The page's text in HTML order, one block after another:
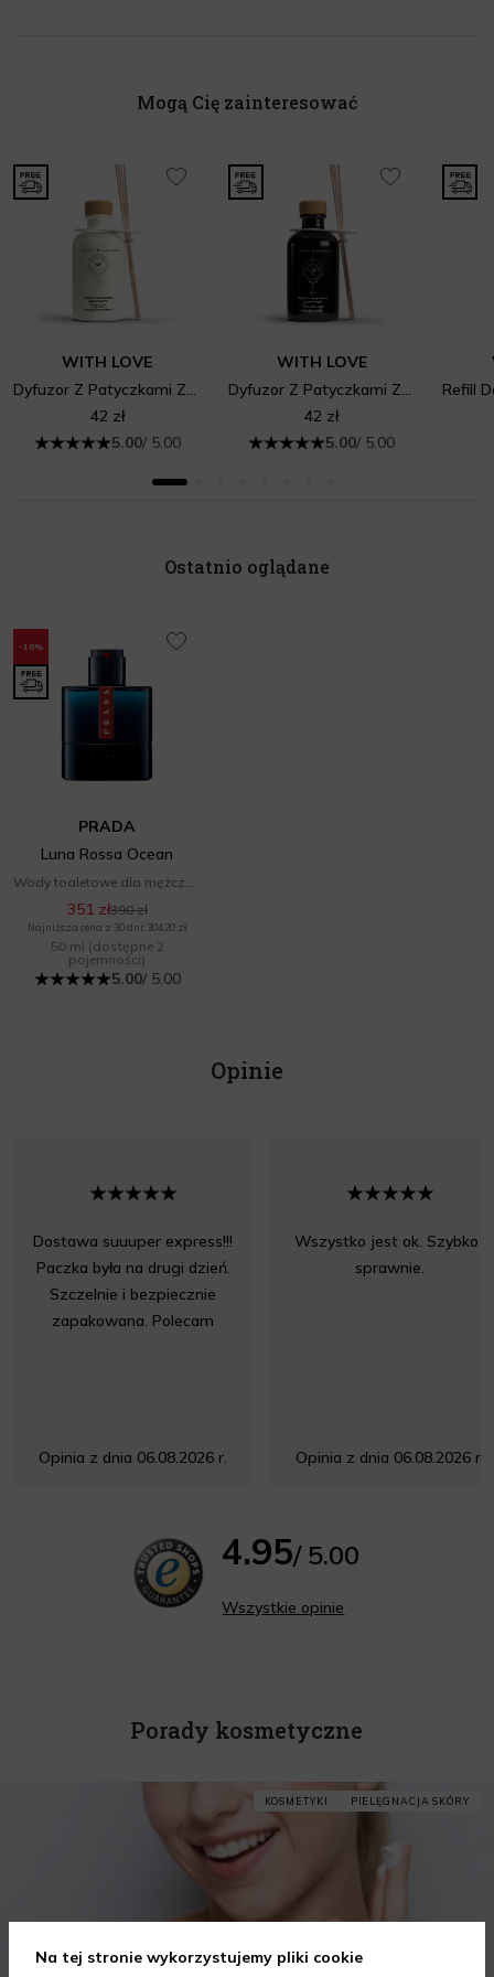
Mogą Cię zainteresować
WITH LOVE
Dyfuzor Z Patyczkami Zapachowymi Obfitość Energia Powietrza
42 zł
5.00/ 5.00
WITH LOVE
Dyfuzor Z Patyczkami Zapachowymi Równowaga Energia Ziemi
42 zł
5.00/ 5.00
Ostatnio oglądane
-10%
PRADA
Luna Rossa Ocean
351 zł390 zł
Najniższa cena z 30 dni: 304,20 zł
50 ml (dostępne 2
pojemności)
5.00/ 5.00
Opinie
Dostawa suuuper express!!!
Paczka była na drugi dzień.
Szczelnie i bezpiecznie
zapakowana. Polecam
Opinia z dnia 06.08.2026 r.
Wszystko jest ok. Szybko i
sprawnie.
Opinia z dnia 06.08.2026 r.
4.95/ 5.00
Wszystkie opinie
Porady kosmetyczne
KOSMETYKI PIELĘGNACJA SKÓRY
Na tej stronie wykorzystujemy pliki cookie